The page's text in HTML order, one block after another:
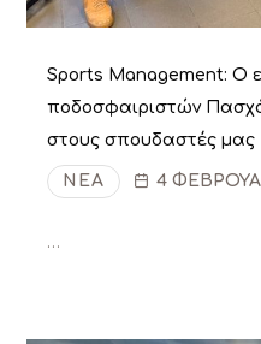
Sports Management: Ο
ποδοσφαιριστών
στους σπουδαστές μας
ΝΈΑ 4
…